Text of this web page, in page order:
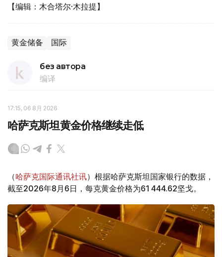
【编辑：木合塔尔·木拉提】
黄金储备 国际
без автора
编译
17:15, 06 8月 2026
哈萨克斯坦黄金价格继续走低
（哈萨克国际通讯社讯）根据哈萨克斯坦国家银行的数据，
截至2026年8月6日，每克黄金价格为61 444.62坚戈。